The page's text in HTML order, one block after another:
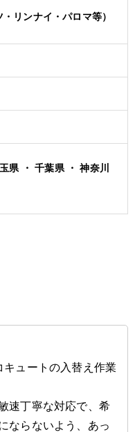
リンナイ・パロマ等）
県 ・ 千葉県 ・ 神奈川
ュートの入替え作業
速丁寧な対応で、希
ならないよう、あっ